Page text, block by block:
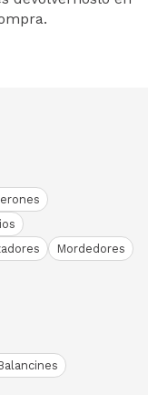
Mordedores